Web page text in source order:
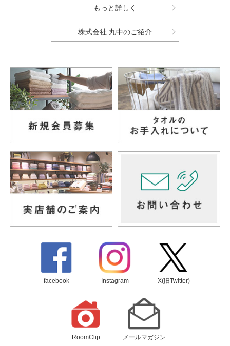
もっと詳しく
株式会社 丸中のご紹介
facebook Instagram X(旧Twitter)
RoomClip メールマガジン